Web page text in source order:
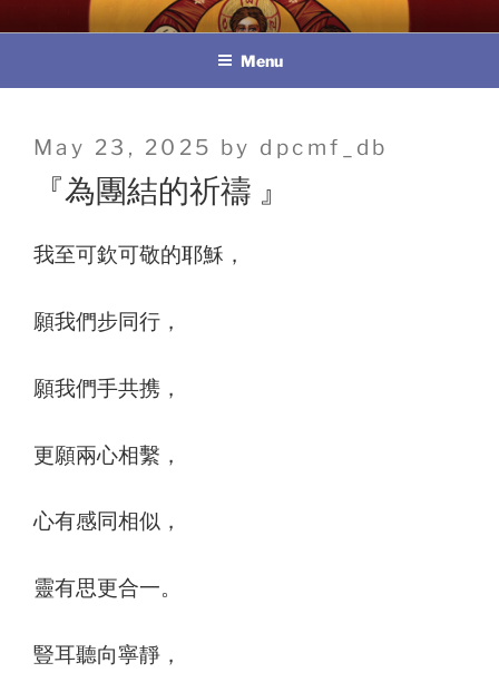
to
教區婚姻與家庭牧民委員會
Menu
Posted
on
May 23, 2025 by dpcmf_db
『為團結的祈禱 』
我至可欽可敬的耶穌，
願我們步同行，
願我們手共携，
更願兩心相繫，
心有感同相似，
靈有思更合一。
豎耳聽向寧靜，